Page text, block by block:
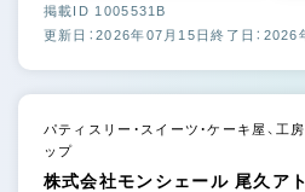
掲載ID 1005531B
更新日：2026年07月15日終了日：2026
パティスリー・スイーツ・ケーキ屋、工
ップ
株式会社モンシェール 尾久ア